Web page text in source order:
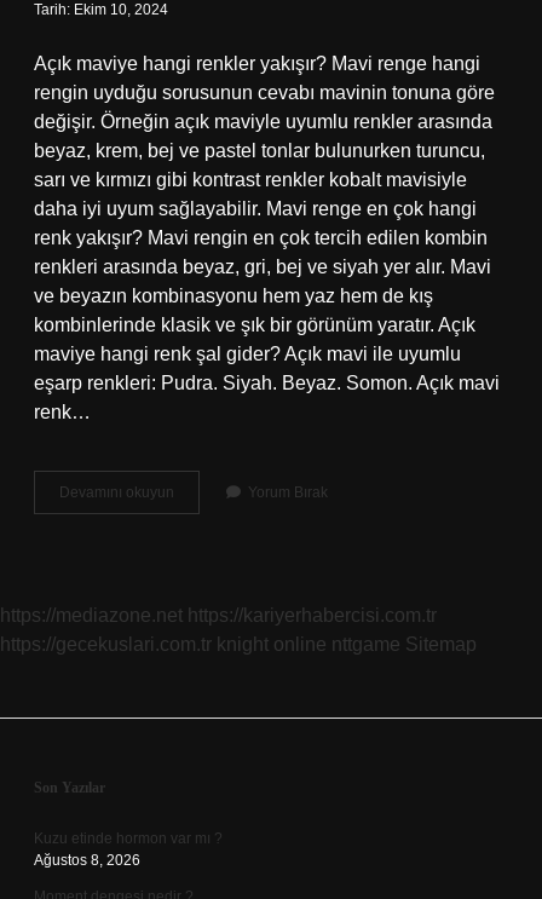
Tarih: Ekim 10, 2024
Açık maviye hangi renkler yakışır? Mavi renge hangi
rengin uyduğu sorusunun cevabı mavinin tonuna göre
değişir. Örneğin açık maviyle uyumlu renkler arasında
beyaz, krem, bej ve pastel tonlar bulunurken turuncu,
sarı ve kırmızı gibi kontrast renkler kobalt mavisiyle
daha iyi uyum sağlayabilir. Mavi renge en çok hangi
renk yakışır? Mavi rengin en çok tercih edilen kombin
renkleri arasında beyaz, gri, bej ve siyah yer alır. Mavi
ve beyazın kombinasyonu hem yaz hem de kış
kombinlerinde klasik ve şık bir görünüm yaratır. Açık
maviye hangi renk şal gider? Açık mavi ile uyumlu
eşarp renkleri: Pudra. Siyah. Beyaz. Somon. Açık mavi
renk…
Devamını okuyun
Mavi
Yorum Bırak
https://mediazone.net https://kariyerhabercisi.com.tr
https://gecekuslari.com.tr knight online nttgame Sitemap
Sidebar
Son Yazılar
Kuzu etinde hormon var mı ?
Ağustos 8, 2026